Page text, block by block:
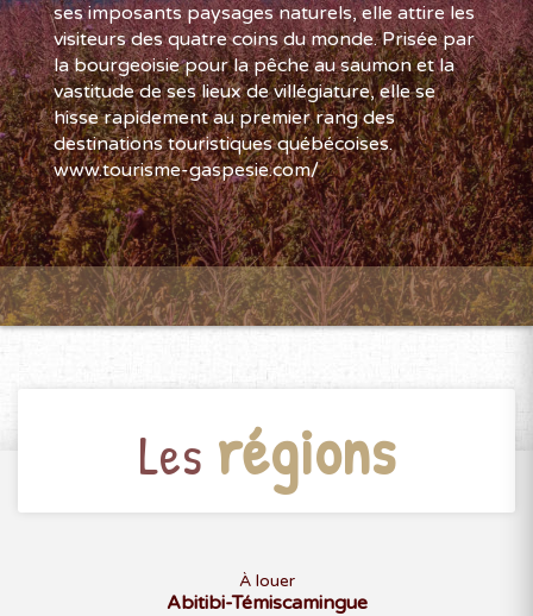
ses imposants paysages naturels, elle attire les
visiteurs des quatre coins du monde. Prisée par
la bourgeoisie pour la pêche au saumon et la
vastitude de ses lieux de villégiature, elle se
hisse rapidement au premier rang des
destinations touristiques québécoises.
www.tourisme-gaspesie.com/
Les régions
À louer
Abitibi-Témiscamingue